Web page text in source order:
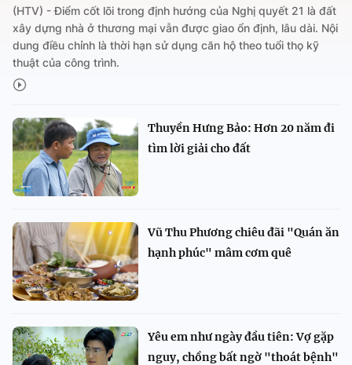
(HTV) - Điểm cốt lõi trong định hướng của Nghị quyết 21 là đất
xây dựng nhà ở thương mại vẫn được giao ổn định, lâu dài. Nội
dung điều chỉnh là thời hạn sử dụng căn hộ theo tuổi thọ kỹ
thuật của công trình.
Thuyền Hưng Bảo: Hơn 20 năm đi
tìm lời giải cho đất
Vũ Thu Phương chiêu đãi "Quán ăn
hạnh phúc" mâm cơm quê
Yêu em như ngày đầu tiên: Vợ gặp
nguy, chồng bất ngờ "thoát bệnh"